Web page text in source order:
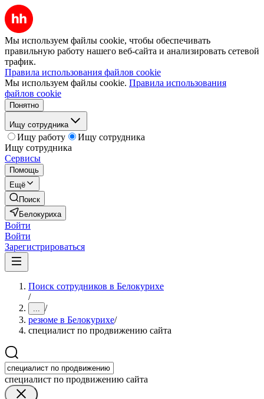
Мы используем файлы cookie, чтобы обеспечивать
правильную работу нашего веб-сайта и анализировать сетевой
трафик.
Правила использования файлов cookie
Мы используем файлы cookie. Правила использования
файлов cookie
Понятно
Ищу сотрудника
Ищу работу
Ищу сотрудника
Ищу сотрудника
Сервисы
Помощь
Ещё
Поиск
Белокуриха
Войти
Войти
Зарегистрироваться
Поиск сотрудников в Белокурихе
/
... /
резюме в Белокурихе/
специалист по продвижению сайта
специалист по продвижению сайта